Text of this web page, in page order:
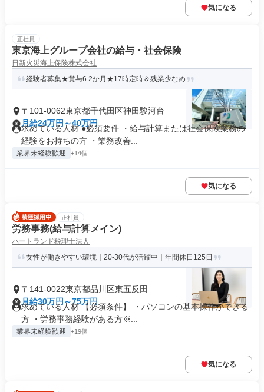
気になる
正社員
東京海上グループ会社の給与・社会保険
日新火災海上保険株式会社
経験者募集★賞与6.2か月★17時定時＆残業少なめ
〒101-0062東京都千代田区神田駿河台
月給24万円～40万円
求めている人材 ●必須要件 ・給与計算または社会保険業務の
経験をお持ちの方 ・業務改善...
業界未経験歓迎 +14個
気になる
正社員
労務事務(給与計算メイン)
ハートランド税理士法人
女性が働きやすい環境｜20-30代が活躍中｜年間休日125日
〒141-0022東京都品川区東五反田
月給30万円～75万円
求めている人材 【必須条件】 ・パソコンの基本操作ができる
方 ・労務事務経験がある方※...
業界未経験歓迎 +19個
気になる